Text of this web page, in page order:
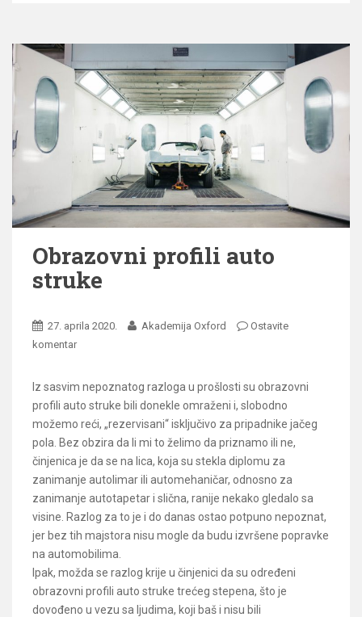
Obrazovni profili auto
struke
27. aprila 2020. Akademija Oxford
Ostavite
komentar
Iz sasvim nepoznatog razloga u prošlosti su obrazovni
profili auto struke bili donekle omraženi i, slobodno
možemo reći, „rezervisani“ isključivo za pripadnike jačeg
pola. Bez obzira da li mi to želimo da priznamo ili ne,
činjenica je da se na lica, koja su stekla diplomu za
zanimanje autolimar ili automehaničar, odnosno za
zanimanje autotapetar i slična, ranije nekako gledalo sa
visine. Razlog za to je i do danas ostao potpuno nepoznat,
jer bez tih majstora nisu mogle da budu izvršene popravke
na automobilima.
Ipak, možda se razlog krije u činjenici da su određeni
obrazovni profili auto struke trećeg stepena, što je
dovođeno u vezu sa ljudima, koji baš i nisu bili